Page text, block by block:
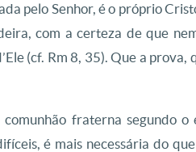
pelo Senhor, é o próprio
com a certeza de que
(cf. Rm 8, 35). Que a
fraterna segundo
é mais necessária do